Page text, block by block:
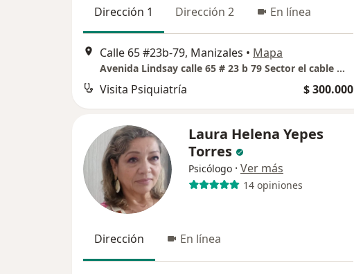
Dirección 1
Dirección 2 En línea
Calle 65 #23b-79, Manizales • Mapa
Avenida Lindsay calle 65 # 23 b 79 Sector el cable Manizales - Caldas.
Visita Psiquiatría $ 300.000
Laura Helena Yepes
Torres
Psicólogo · Ver más
14 opiniones
Dirección En línea